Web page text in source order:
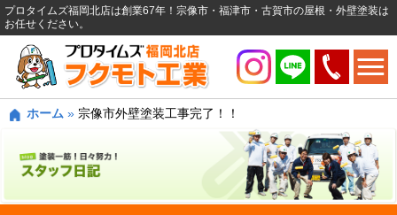
プロタイムズ福岡北店は創業67年！宗像市・福津市・古賀市の屋根・外壁塗装は
お任せください。
ホーム » 宗像市外壁塗装工事完了！！